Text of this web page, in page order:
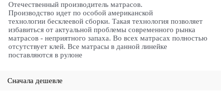
Отечественный производитель матрасов.
Производство идет по особой американской
технологии бесклеевой сборки. Такая технология позволяет
избавиться от актуальной проблемы современного рынка
матрасов - неприятного запаха. Во всех матрасах полностью
отсутствует клей. Все матрасы в данной линейке
поставляются в рулоне
Сначала дешевле